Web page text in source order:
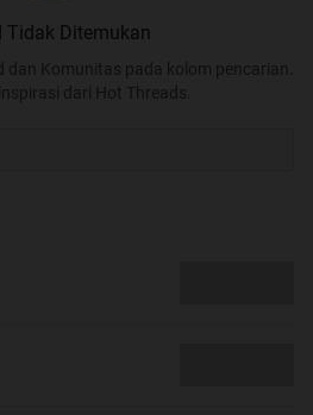
Tidak Ditemukan
Komunitas pada kolom pencarian.
dari Hot Threads.